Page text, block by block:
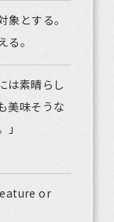
とする。
。
は素晴らし
美味そうな
or